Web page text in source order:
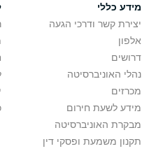
מידע כללי
יצירת קשר ודרכי הגעה
אלפון
דרושים
נהלי האוניברסיטה
מכרזים
מידע לשעת חירום
מבקרת האוניברסיטה
תקנון משמעת ופסקי דין